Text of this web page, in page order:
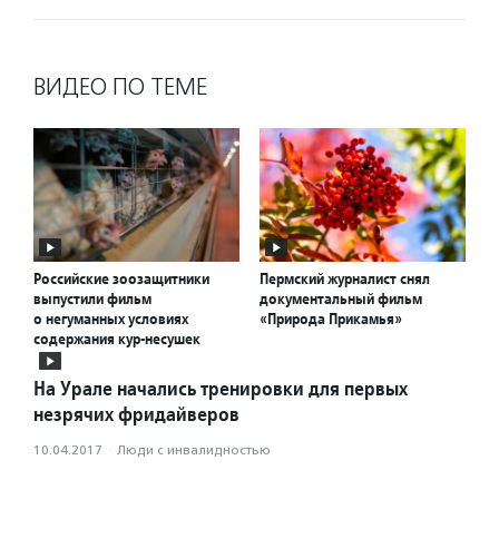
ВИДЕО ПО ТЕМЕ
Российские зоозащитники
выпустили фильм
о негуманных условиях
содержания кур-несушек
Пермский журналист снял
документальный фильм
«Природа Прикамья»
На Урале начались тренировки для первых
незрячих фридайверов
10.04.2017 · Люди с инвалидностью